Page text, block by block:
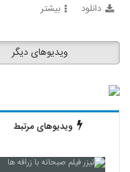
دانلود بیشتر
ویدیوهای دیگر
ویدیوهای مرتبط